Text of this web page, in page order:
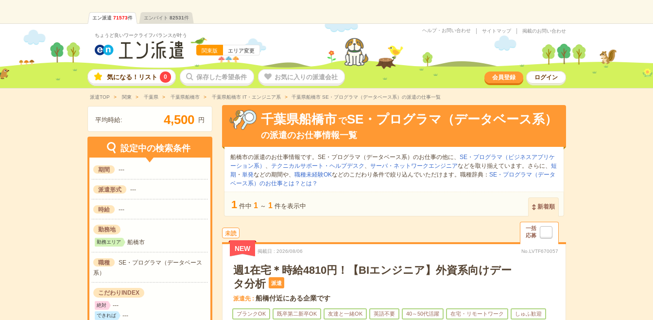
エン派遣 71573件 エンバイト 82531件
ちょうど良いワークライフバランスが叶う
関東版 エリア変更
ヘルプ・お問い合わせ サイトマップ 掲載のお問い合わせ
気になる！リスト 0 保存した希望条件 お気に入りの派遣会社 会員登録 ログイン
派遣TOP 関東 千葉県 千葉県船橋市 千葉県船橋市 IT・エンジニア系 千葉県船橋市 SE・プログラマ（データベース系）の派遣の仕事一覧
平均時給: 4,500 円
設定中の検索条件
期間 ---
派遣形式 ---
時給 ---
勤務地
勤務エリア 船橋市
職種
SE・プログラマ（データベース
系）
こだわりINDEX
絶対 ---
できれば ---
千葉県船橋市 でSE・プログラマ（データベース系）
の派遣のお仕事情報一覧
船橋市の派遣のお仕事情報です。SE・プログラマ（データベース系）のお仕事の他に、 SE・プログラマ（ビジネスアプリケ
ーション系） 、 テクニカルサポート・ヘルプデスク 、 サーバ・ネットワークエンジニアなどを取り揃えています。さらに、 短
期 ・ 単発などの期間や、 職種未経験OKなどのこだわり条件で絞り込んでいただけます。職種辞典： SE・プログラマ（データ
ベース系）のお仕事とは？とは？
1 件中 1 ～ 1 件を表示中 新着順
未読
一括
応募
NEW 掲載日 2026/08/06 No.LVTF670057
週1在宅＊時給4810円！【BIエンジニア】外資系向けデー
タ分析
派遣
派遣先 船橋付近にある企業です
ブランクOK 既卒第二新卒OK 友達と一緒OK 英語不要 40～50代活躍 在宅・リモートワーク しゅふ歓迎